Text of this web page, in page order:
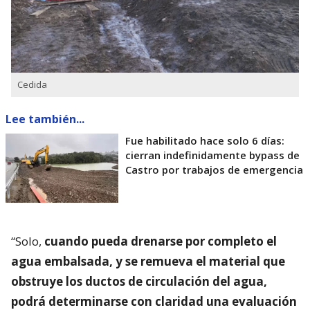
Cedida
Lee también...
Fue habilitado hace solo 6 días:
cierran indefinidamente bypass de
Castro por trabajos de emergencia
“Solo, cuando pueda drenarse por completo el
agua embalsada, y se remueva el material que
obstruye los ductos de circulación del agua,
podrá determinarse con claridad una evaluación